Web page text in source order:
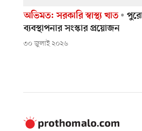
অভিমত: সরকারি স্বাস্থ্য খাত
ব্যবস্থাপনার সংস্কার প্রয়োজন
৩০ জুলাই ২০২৬